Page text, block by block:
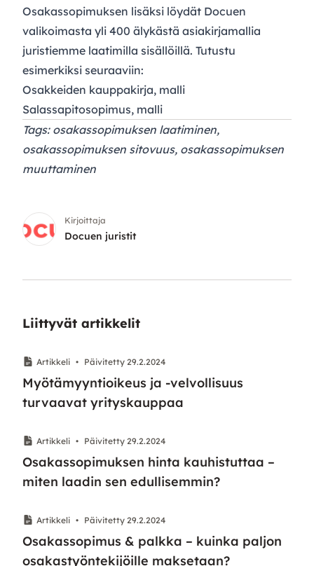
Osakassopimuksen lisäksi löydät Docuen
valikoimasta yli 400 älykästä asiakirjamallia
juristiemme laatimilla sisällöillä. Tutustu
esimerkiksi seuraaviin:
Osakkeiden kauppakirja, malli
Salassapitosopimus, malli
Tags: osakassopimuksen laatiminen,
osakassopimuksen sitovuus, osakassopimuksen
muuttaminen
Kirjoittaja
Docuen juristit
Liittyvät artikkelit
Artikkeli • Päivitetty 29.2.2024
Myötämyyntioikeus ja -velvollisuus
turvaavat yrityskauppaa
Artikkeli • Päivitetty 29.2.2024
Osakassopimuksen hinta kauhistuttaa –
miten laadin sen edullisemmin?
Artikkeli • Päivitetty 29.2.2024
Osakassopimus & palkka – kuinka paljon
osakastyöntekijöille maksetaan?